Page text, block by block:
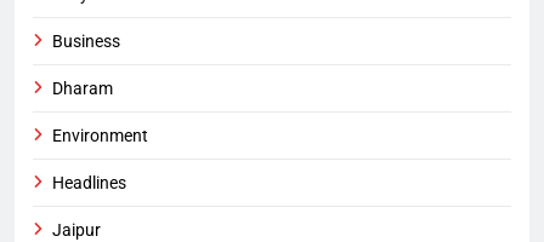
Business
Dharam
Environment
Headlines
Jaipur